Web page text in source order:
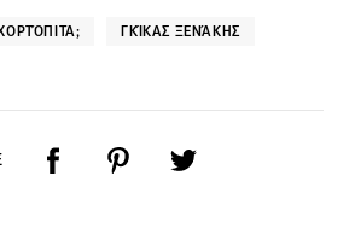
ΓΚΊΚΑΣ ΞΕΝΆΚΗΣ